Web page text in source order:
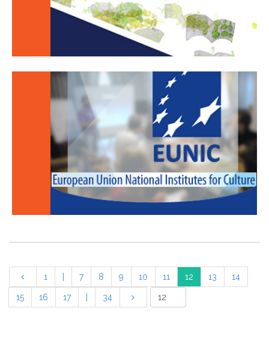
1 7 8 9 10 11 12 13 14
15 16 17 34